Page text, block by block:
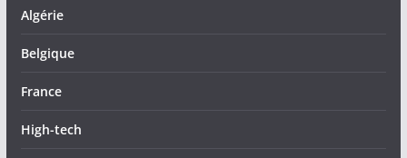
Algérie
Belgique
France
High-tech